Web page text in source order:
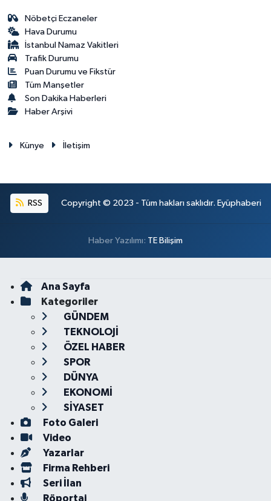
Nöbetçi Eczaneler
Hava Durumu
İstanbul Namaz Vakitleri
Trafik Durumu
Puan Durumu ve Fikstür
Tüm Manşetler
Son Dakika Haberleri
Haber Arşivi
Künye İletişim
RSS Copyright © 2023 - Tüm hakları saklıdır. Eyüphaberi
Haber Yazılımı: TE Bilişim
Ana Sayfa
Kategoriler
GÜNDEM
TEKNOLOJİ
ÖZEL HABER
SPOR
DÜNYA
EKONOMİ
SİYASET
Foto Galeri
Video
Yazarlar
Firma Rehberi
Seri İlan
Röportaj